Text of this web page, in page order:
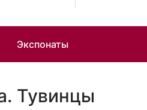
Экспонаты
Тувинцы